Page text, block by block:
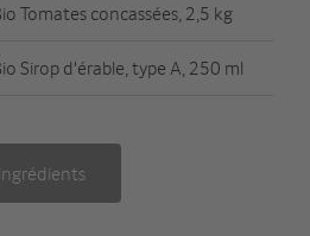
Tomates concassées, 2,5 kg
Sirop d'érable, type A, 250 ml